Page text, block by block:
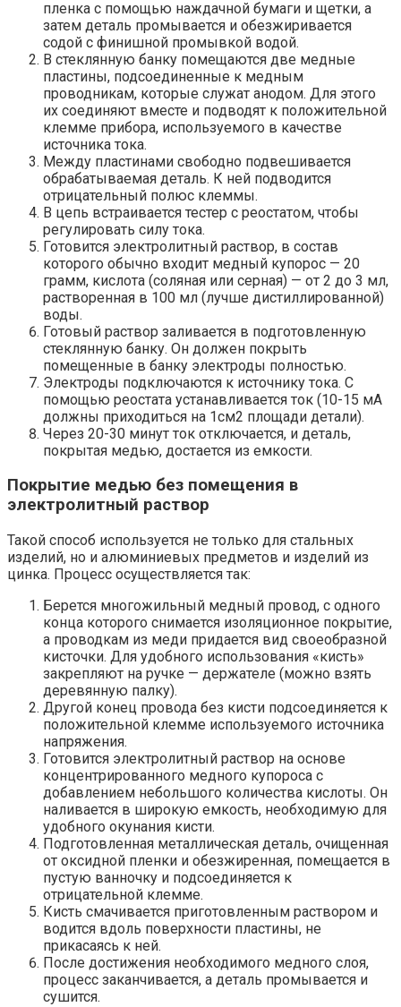
пленка с помощью наждачной бумаги и щетки, а
затем деталь промывается и обезжиривается
содой с финишной промывкой водой.
В стеклянную банку помещаются две медные
пластины, подсоединенные к медным
проводникам, которые служат анодом. Для этого
их соединяют вместе и подводят к положительной
клемме прибора, используемого в качестве
источника тока.
Между пластинами свободно подвешивается
обрабатываемая деталь. К ней подводится
отрицательный полюс клеммы.
В цепь встраивается тестер с реостатом, чтобы
регулировать силу тока.
Готовится электролитный раствор, в состав
которого обычно входит медный купорос — 20
грамм, кислота (соляная или серная) — от 2 до 3 мл,
растворенная в 100 мл (лучше дистиллированной)
воды.
Готовый раствор заливается в подготовленную
стеклянную банку. Он должен покрыть
помещенные в банку электроды полностью.
Электроды подключаются к источнику тока. С
помощью реостата устанавливается ток (10-15 мА
должны приходиться на 1см2 площади детали).
Через 20-30 минут ток отключается, и деталь,
покрытая медью, достается из емкости.
Покрытие медью без помещения в
электролитный раствор
Такой способ используется не только для стальных
изделий, но и алюминиевых предметов и изделий из
цинка. Процесс осуществляется так:
Берется многожильный медный провод, с одного
конца которого снимается изоляционное покрытие,
а проводкам из меди придается вид своеобразной
кисточки. Для удобного использования «кисть»
закрепляют на ручке — держателе (можно взять
деревянную палку).
Другой конец провода без кисти подсоединяется к
положительной клемме используемого источника
напряжения.
Готовится электролитный раствор на основе
концентрированного медного купороса с
добавлением небольшого количества кислоты. Он
наливается в широкую емкость, необходимую для
удобного окунания кисти.
Подготовленная металлическая деталь, очищенная
от оксидной пленки и обезжиренная, помещается в
пустую ванночку и подсоединяется к
отрицательной клемме.
Кисть смачивается приготовленным раствором и
водится вдоль поверхности пластины, не
прикасаясь к ней.
После достижения необходимого медного слоя,
процесс заканчивается, а деталь промывается и
сушится.